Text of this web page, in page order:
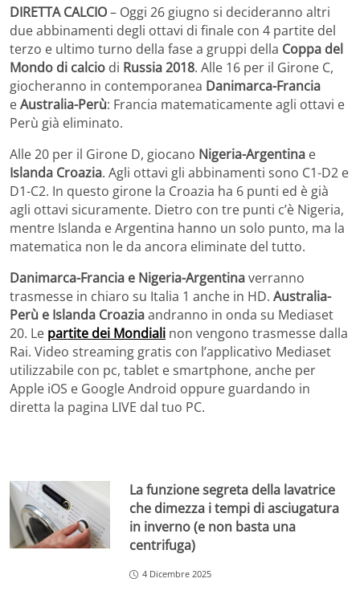
DIRETTA CALCIO– Oggi 26 giugno si decideranno altri
due abbinamenti degli ottavi di finale con 4 partite del
terzo e ultimo turno della fase a gruppi della Coppa del
Mondo di calcio di Russia 2018. Alle 16 per il Girone C,
giocheranno in contemporanea Danimarca-Francia
eAustralia-Perù: Francia matematicamente agli ottavi e
Perù già eliminato.
Alle 20 per il Girone D, giocano Nigeria-Argentina e
Islanda Croazia. Agli ottavi gli abbinamenti sono C1-D2 e
D1-C2. In questo girone la Croazia ha 6 punti ed è già
agli ottavi sicuramente. Dietro con tre punti c’è Nigeria,
mentre Islanda e Argentina hanno un solo punto, ma la
matematica non le da ancora eliminate del tutto.
Danimarca-Francia e Nigeria-Argentinaverranno
trasmesse in chiaro su Italia 1 anche in HD. Australia-
Perù e Islanda Croaziaandranno in onda su Mediaset
20. Le partite dei Mondiali non vengono trasmesse dalla
Rai. Video streaming gratis con l’applicativo Mediaset
utilizzabile con pc, tablet e smartphone, anche per
Apple iOS e Google Android oppure guardando in
diretta la pagina LIVE dal tuo PC.
La funzione segreta della lavatrice
che dimezza i tempi di asciugatura
in inverno (e non basta una
centrifuga)
4 Dicembre 2025